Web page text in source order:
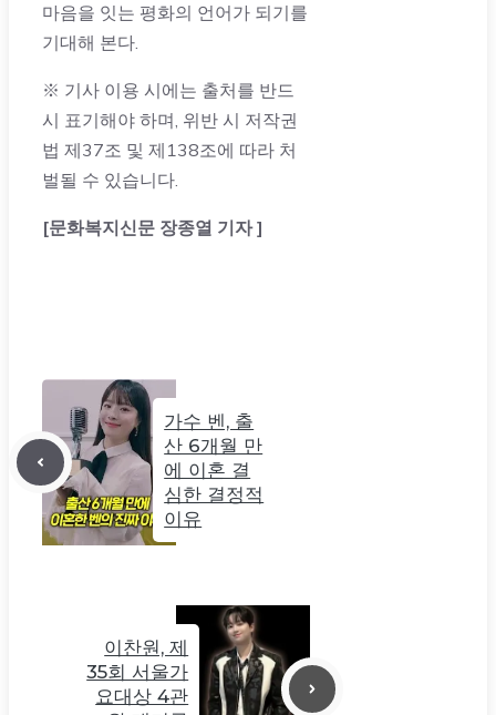
마음을 잇는 평화의 언어가 되기를
기대해 본다.
※ 기사 이용 시에는 출처를 반드
시 표기해야 하며, 위반 시 저작권
법 제37조 및 제138조에 따라 처
벌될 수 있습니다.
[문화복지신문 장종열 기자 ]
가수 벤, 출
산 6개월 만
에 이혼 결
심한 결정적
이유
이찬원, 제
35회 서울가
요대상 4관